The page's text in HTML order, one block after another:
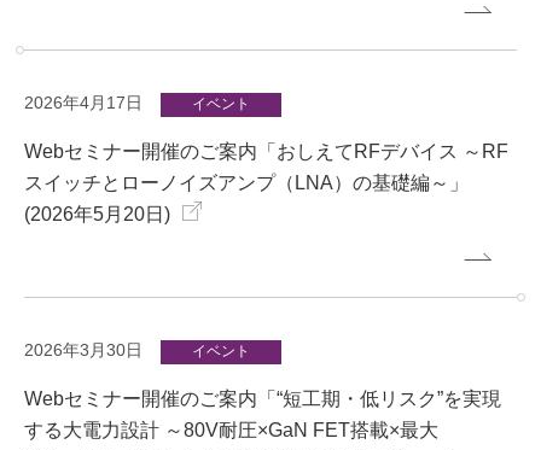
2026年4月17日 イベント
Webセミナー開催のご案内「おしえてRFデバイス ～RF
スイッチとローノイズアンプ（LNA）の基礎編～」
(2026年5月20日)
2026年3月30日 イベント
Webセミナー開催のご案内「“短工期・低リスク”を実現
する大電力設計 ～80V耐圧×GaN FET搭載×最大